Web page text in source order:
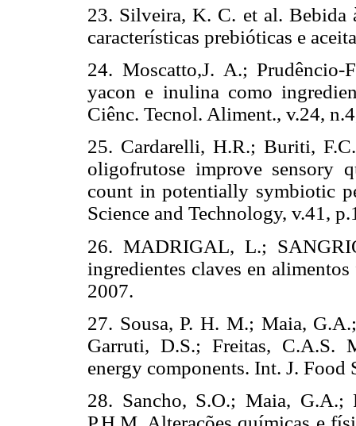
23. Silveira, K. C. et al. Bebida
características prebióticas e
24. Moscatto,J. A.;
yacon e inulina como
Ciênc. Tecnol. Aliment., v.24,
25. Cardarelli, H.R.; Buriti,
oligofrutose improve sensory
count in potentially symbiotic
Science and Technology, v.41,
26. MADRIGAL, L.;
ingredientes claves en
2007.
27. Sousa, P. H. M.; Maia,
Garruti, D.S.; Freitas, C.A.S.
energy components. Int. J.
28. Sancho, S.O.; Maia, G.A.;